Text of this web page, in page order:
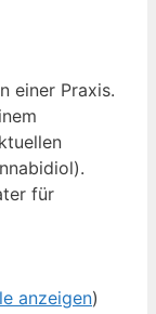
einer Praxis.
für
anzeigen)